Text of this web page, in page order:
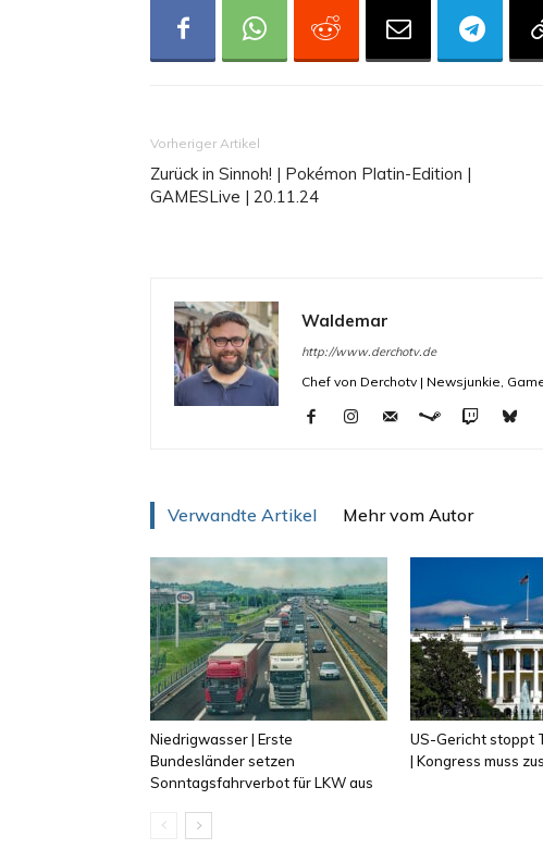
Vorheriger Artikel
Zurück in Sinnoh! | Pokémon Platin-Edition |
GAMESLive | 20.11.24
Waldemar
http://www.derchotv.de
Chef von Derchotv | Newsjunkie,
Verwandte Artikel Mehr vom Autor
Niedrigwasser | Erste
Bundesländer setzen
Sonntagsfahrverbot für LKW aus
US-Gericht stoppt
| Kongress muss